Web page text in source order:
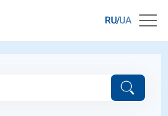
RU UA